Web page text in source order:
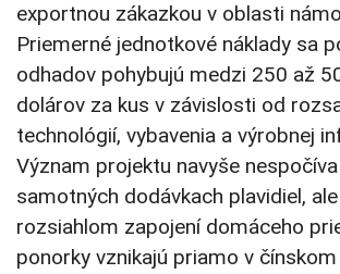
exportnou zákazkou v oblasti
Priemerné jednotkové náklady sa
odhadov pohybujú medzi 250 až
dolárov za kus v závislosti od
technológií, vybavenia a výrobnej
Význam projektu navyše
samotných dodávkach plavidiel,
rozsiahlom zapojení domáceho
ponorky vznikajú priamo v